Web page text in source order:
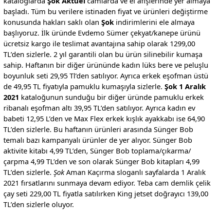
başladı. Tüm bu verilere istinaden fiyat ve ürünleri değiştirme
konusunda hakları saklı olan Şokindirimlerini ele almaya
başlıyoruz. İlk üründe Evdemo Sümer çekyat/kanepe ürünü
ücretsiz kargo ile teslimat avantajına sahip olarak 1299,00
TL’den sizlerle. 2 yıl garantili olan bu ürün silinebilir kumaşa
sahip. Haftanın bir diğer ürününde kadın lüks bere ve peluşlu
boyunluk seti 29,95 Tl’den satılıyor. Ayrıca erkek eşofman üstü
de 49,95 TL fiyatıyla pamuklu kumaşıyla sizlerle. Şok 1 Aralık
2021 kataloğunun sunduğu bir diğer üründe pamuklu erkek
ribanalı eşofman altı 39,95 TL’den satılıyor. Ayrıca kadın ev
babeti 12,95 L’den ve Max Flex erkek kışlık ayakkabı ise 64,90
TL’den sizlerle. Bu haftanın ürünleri arasında Sünger Bob
temalı bazı kampanyalı ürünler de yer alıyor. Sünger Bob
aktivite kitabı 4,99 TL’den, Sünger Bob toplama/çıkarma/
çarpma 4,99 TL’den ve son olarak Sünger Bob kitapları 4,99
TL’den sizlerle. ŞokAman Kaçırma sloganlı sayfalarda 1 Aralık
2021 fırsatlarını sunmaya devam ediyor. Teba cam demlik çelik
çay seti 229,00 TL fiyatla satılırken King jetset doğrayıcı 139,00
TL’den sizlerle oluyor.